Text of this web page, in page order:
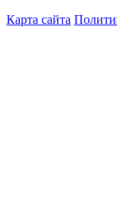
Карта сайта